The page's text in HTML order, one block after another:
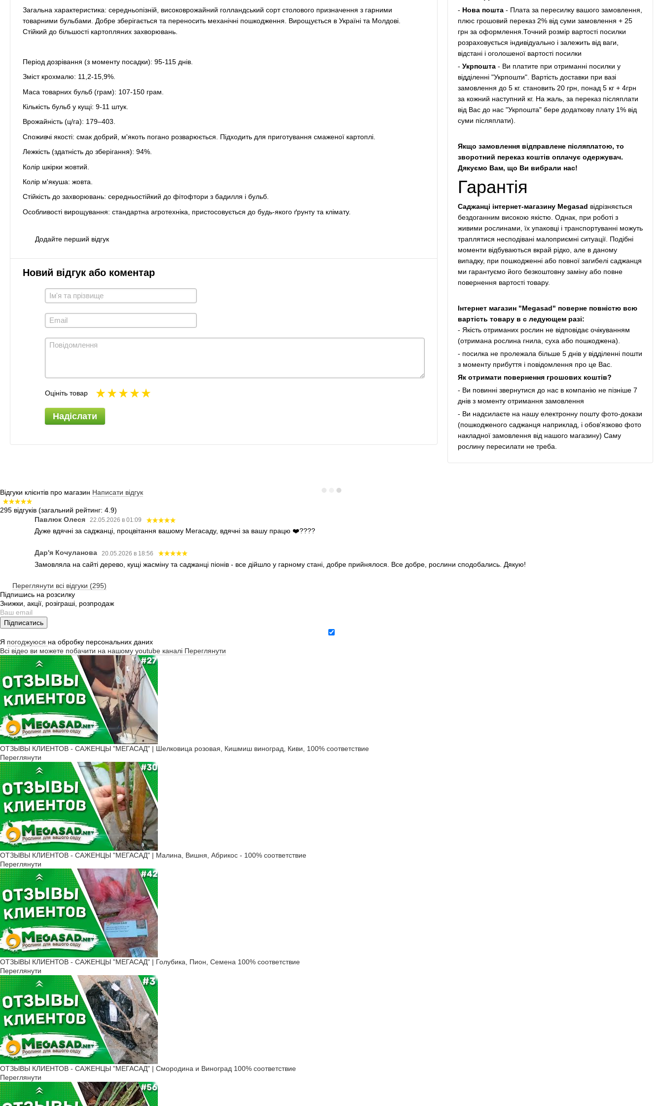
Загальна характеристика: середньопізній, високоврожайний голландський сорт столового призначення з гарними
товарними бульбами. Добре зберігається та переносить механічні пошкодження. Вирощується в Україні та Молдові.
Стійкий до більшості картопляних захворювань.
Період дозрівання (з моменту посадки): 95-115 днів.
Зміст крохмалю: 11,2-15,9%.
Маса товарних бульб (грам): 107-150 грам.
Кількість бульб у кущі: 9-11 штук.
Врожайність (ц/га): 179–403.
Споживчі якості: смак добрий, м'якоть погано розварюється. Підходить для приготування смаженої картоплі.
Лежкість (здатність до зберігання): 94%.
Колір шкірки жовтий.
Колір м'якуша: жовта.
Стійкість до захворювань: середньостійкий до фітофтори з бадилля і бульб.
Особливості вирощування: стандартна агротехніка, пристосовується до будь-якого ґрунту та клімату.
Додайте перший відгук
Новий відгук або коментар
Оцініть товар
Надіслати
- Нова пошта- Плата за пересилку вашого замовлення,
плюс грошовий переказ 2% від суми замовлення + 25
грн за оформлення.Точний розмір вартості посилки
розраховується індивідуально і залежить від ваги,
відстані і оголошеної вартості посилки
- Укрпошта- Ви платите при отриманні посилки у
відділенні "Укрпошти". Вартість доставки при вазі
замовлення до 5 кг. становить 20 грн, понад 5 кг + 4грн
за кожний наступний кг. На жаль, за переказ післяплати
від Вас до нас "Укрпошта" бере додаткову плату 1% від
суми післяплати).
Якщо замовлення відправлене післяплатою, то
зворотний переказ коштів оплачує одержувач.
Дякуємо Вам, що Ви вибрали нас!
Гарантія
Саджанці інтернет-магазину Megasad відрізняється
бездоганним високою якістю. Однак, при роботі з
живими рослинами, їх упаковці і транспортуванні можуть
траплятися несподівані малоприємні ситуації. Подібні
моменти відбуваються вкрай рідко, але в даному
випадку, при пошкодженні або повної загибелі саджанця
ми гарантуємо його безкоштовну заміну або повне
повернення вартості товару.
Інтернет магазин "Megasad" поверне повністю всю
вартість товару в с ледующем разі:
- Якість отриманих рослин не відповідає очікуванням
(отримана рослина гнила, суха або пошкоджена).
- посилка не пролежала більше 5 днів у відділенні пошти
з моменту прибуття і повідомлення про це Вас.
Як отримати повернення грошових коштів?
- Ви повинні звернутися до нас в компанію не пізніше 7
днів з моменту отримання замовлення
- Ви надсилаєте на нашу електронну пошту фото-докази
(пошкодженого саджанця наприклад, і обов'язково фото
накладної замовлення від нашого магазину) Саму
рослину пересилати не треба.
Відгуки клієнтів про магазин Написати відгук
295 відгуків (загальний рейтинг: 4.9)
Павлюк Олеся
22.05.2026 в 01:09
Дуже вдячні за саджанці, процвітання вашому Мегасаду, вдячні за вашу працю ❤️????
Дар'я Кочуланова 20.05.2026 в 18:56
Замовляла на сайті дерево, кущі жасміну та саджанці піонів - все дійшло у гарному стані, добре прийнялося. Все добре, рослини сподобались. Дякую!
Переглянути всі відгуки (295)
Підпишись на розсилку
Знижки, акції, розіграші, розпродаж
Підписатись
Я погоджуюся на обробку персональних даних
Всі відео ви можете побачити на нашому youtube каналі Переглянути
ОТЗЫВЫ КЛИЕНТОВ - САЖЕНЦЫ "МЕГАСАД" | Шелковица розовая, Кишмиш виноград, Киви, 100% соответствие
Переглянути
ОТЗЫВЫ КЛИЕНТОВ - САЖЕНЦЫ "МЕГАСАД" | Малина, Вишня, Абрикос - 100% соответствие
Переглянути
ОТЗЫВЫ КЛИЕНТОВ - САЖЕНЦЫ "МЕГАСАД" | Голубика, Пион, Семена 100% соответствие
Переглянути
ОТЗЫВЫ КЛИЕНТОВ - САЖЕНЦЫ "МЕГАСАД" | Смородина и Виноград 100% соответствие
Переглянути